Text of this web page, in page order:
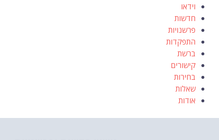
וידאו
חדשות
פרשנויות
התפקדות
ברשת
קישורים
בחירות
שאלות
אודות